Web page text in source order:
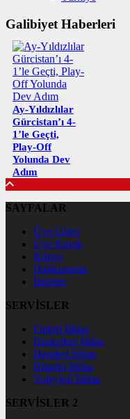
Galibiyet Haberleri
Ay-Yıldızlılar
Gürcistan’ı 4-
1’le Geçti,
Play-Off
Yolunda Dev
Adım
SAYFALAR
Üye Girişi
Üye Kaydı
Künye
Hakkımızda
İletişim
SERVİSLER
Futbol İddaa
Basketbol İddaa
Hentbol İddaa
Bilardo İddaa
Voleybol İddaa
SERVİSLER 2